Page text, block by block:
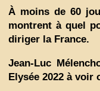
À moins de 60
montrent à quel
diriger la France.
Jean-Luc
Elysée 2022 à voir